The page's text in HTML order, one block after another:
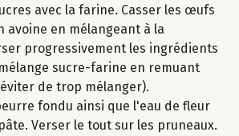
avec la farine. Casser les œufs
avoine en mélangeant à la
progressivement les ingrédients
sucre-farine en remuant
de trop mélanger).
fondu ainsi que l'eau de fleur
Verser le tout sur les pruneaux.